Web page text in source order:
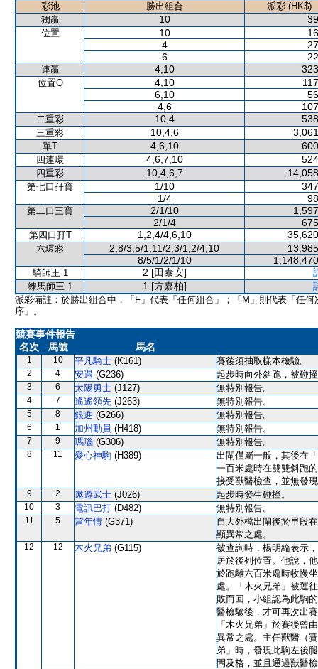
彩池 勝出組合
派彩 (HK$)
獨贏
10
位置 10
4
6
連贏 4,10
位置Q 4,10
6,10
4,6
二重彩 10,4
三重彩 10,4,6
單T 4,6,10
四連環 4,6,7,10
四重彩 10,4,6,7
第七口孖寶 1/10
1/4
第二口三寶 2/1/10
2/1/4
第四口孖T 1,2,4/4,6,10
六環彩 2,8/3,5/1,11/2,3/1,2/4,10
8/5/1/2/1/10
騎師王 1 2 [田泰安]
練馬師王 1 1 [方嘉柏]
派彩備註：於勝出組合中，「F」代表「任何組合」；「M」則代表「任何
序」。
競賽事件報告
名次
馬號 馬名
1 10 平凡騎士 (K161) 賽後須抽取樣本檢驗。
2 4 安遇 (G236) 起步時向外斜跑，被碰
3 6 太陽勇士 (J127) 無特別報告。
4 7 遙遙領先 (J263) 無特別報告。
5 8 銀進 (G266) 無特別報告。
6 1 加州動員 (H418) 無特別報告。
7 9 瑪瑙 (G306) 無特別報告。
8 11 愛心神駒 (H389)
出閘僅屬一般，其後在
一百米處時在雙雙斜跑
接受獸醫檢查，並無發
9 2 遨遊武士 (J026) 起步時發生碰撞。
10 3 電訊巴打 (D482) 無特別報告。
11 5 當年情 (G371)
自大外檔出閘後於早段
顯異常之處。
12 12 木火兄弟 (G115)
被查詢時，楊明綸表示
居於後列位置。他說，
於跑離六百米處時收慢
處。「木火兄弟」被運
敗而回，小組認為此駒
醫檢驗後，才可再次出
「木火兄弟」於賽後曾
異常之處。主任獸醫（
弟」時，發現此駒左後
閘及格，並且通過獸醫